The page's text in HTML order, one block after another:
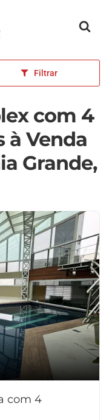
Filtrar
com 4
à Venda
Grande,
com 4